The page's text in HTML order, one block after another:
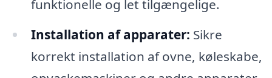
funktionelle og let tilgængelige.
Installation af apparater: Sikre
korrekt installation af ovne, køleskabe,